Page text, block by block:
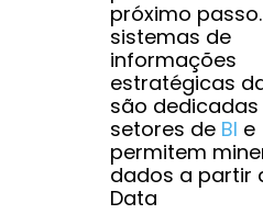
próximo
sistemas de
informações
estratégicas
são dedicadas
setores de BI e
permitem
dados a partir
Data